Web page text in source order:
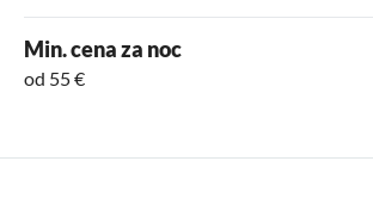
Min. cena za noc
od 55 €